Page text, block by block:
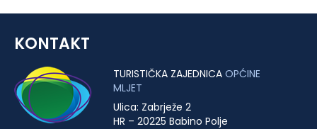
KONTAKT
TURISTIČKA ZAJEDNICA OPĆINE
MLJET
Ulica: Zabrježe 2
HR – 20225 Babino Polje